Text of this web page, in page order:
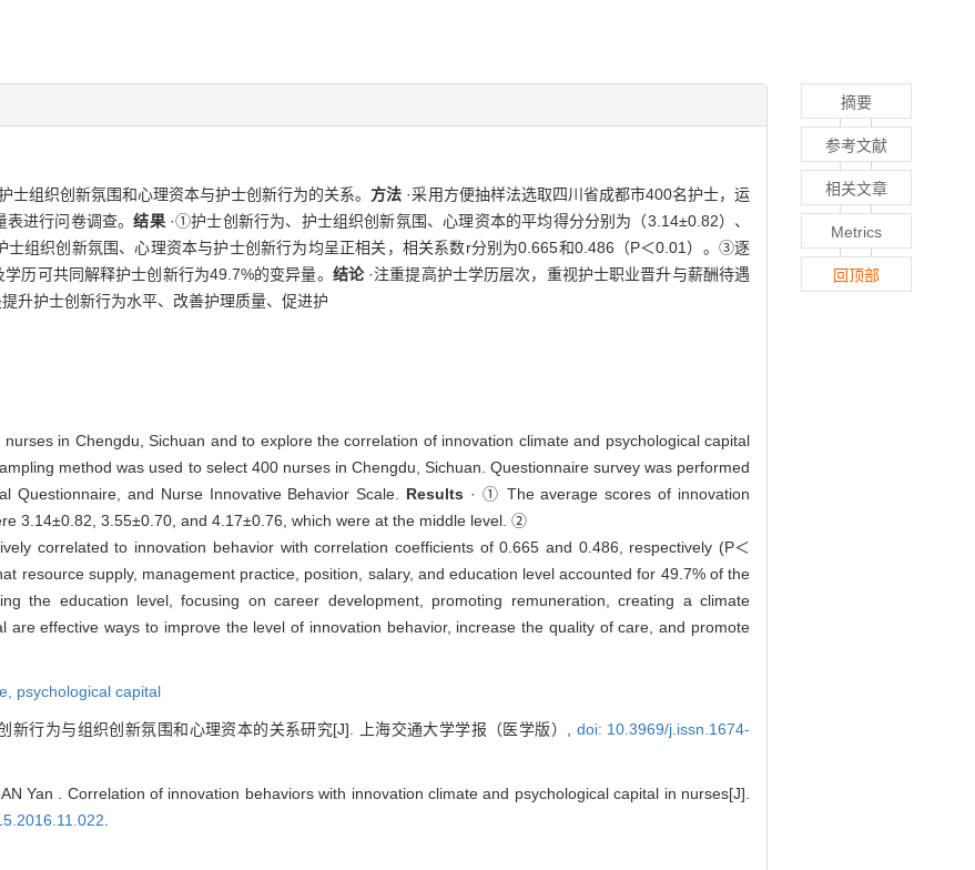
组织创新氛围和心理资本与护士创新行为的关系。 方法 ·采用方便抽样法选取四川省成都市400名护士，运
表进行问卷调查。结果·①护士创新行为、护士组织创新氛围、心理资本的平均得分分别为（3.14±0.82）、
组织创新氛围、心理资本与护士创新行为均呈正相关，相关系数r分别为0.665和0.486（P＜0.01）。③逐
历可共同解释护士创新行为49.7%的变异量。 结论·注重提高护士学历层次，重视护士职业晋升与薪酬待遇
升护士创新行为水平、改善护理质量、促进护
in Chengdu, Sichuan and to explore the correlation of innovation climate and psychological capital
method was used to select 400 nurses in Chengdu, Sichuan. Questionnaire survey was performed
Questionnaire, and Nurse Innovative Behavior Scale. Results · ① The average scores of innovation
3.14±0.82, 3.55±0.70, and 4.17±0.76, which were at the middle level. ②
correlated to innovation behavior with correlation coefficients of 0.665 and 0.486, respectively (P＜
resource supply, management practice, position, salary, and education level accounted for 49.7% of the
the education level, focusing on career development, promoting remuneration, creating a climate
are effective ways to improve the level of innovation behavior, increase the quality of care, and promote
psychological capital
新行为与组织创新氛围和心理资本的关系研究[J]. 上海交通大学学报（医学版）, doi: 10.3969/j.issn.1674-
Yan . Correlation of innovation behaviors with innovation climate and psychological capital in nurses[J].
.
摘要
参考文献
相关文章
Metrics
回顶部